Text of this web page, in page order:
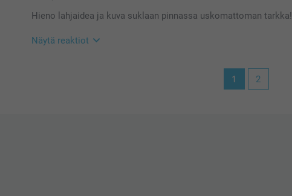
Hieno lahjaidea ja kuva suklaan pinnassa uskomattoman tarkka!
Näytä reaktiot
1 2